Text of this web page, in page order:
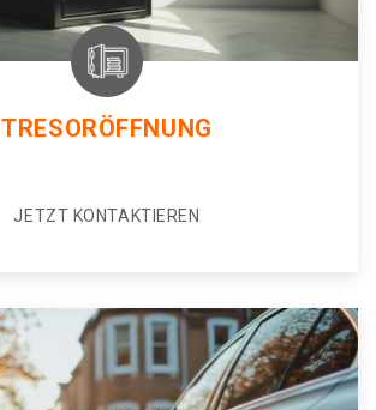
TRESORÖFFNUNG
JETZT KONTAKTIEREN